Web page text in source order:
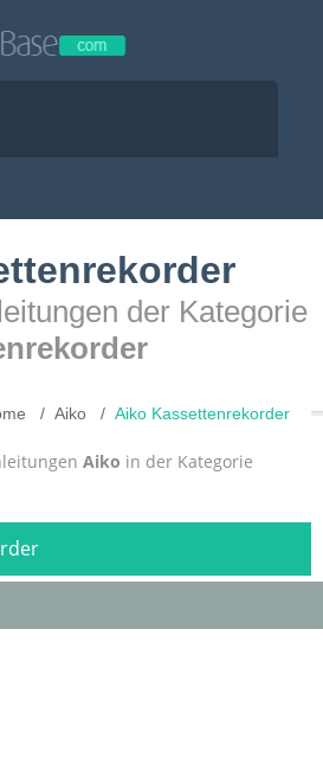
der Kategorie
Aiko Aiko Kassettenrekorder
Aiko in der Kategorie